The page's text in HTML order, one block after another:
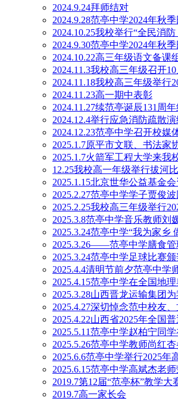
2024.9.24拜师结对
2024.9.28范亭中学2024年秋
2024.10.25我校举行“全民消
2024.9.30范亭中学2024年秋
2024.10.22高三年级语文备课
2024.11.3我校高三年级召开
2024.11.18我校高三年级举行
2024.11.23高一期中表彰
2024.11.27续范亭诞辰131周
2024.12.4举行应急消防疏散
2024.12.23范亭中学召开校媒
2025.1.7原平市文联、书法家
2025.1.7火箭军工程大学来我
12.25我校高一年级举行拔河
2025.1.15北京世华公益基金
2025.2.27范亭中学学子贾俊
2025.2.25我校高三年级举行
2025.3.8范亭中学音乐教师刘
2025.3.24范亭中学“我为家乡
2025.3.26——范亭中学膳食
2025.3.24范亭中学足球比赛颁
2025.4.4清明节前夕范亭中
2025.4.15范亭中学在全国地
2025.3.28山西晋龙运输集团
2025.4.27深切悼念范中校友
2025.4.22山西省2025年全国
2025.5.11范亭中学赵柏宁同
2025.5.26范亭中学教师尚红
2025.6.6范亭中学举行2025年
2025.6.15范亭中学高斌杰老
2019.7第12届“范亭杯”教学大
2019.7高一家长会